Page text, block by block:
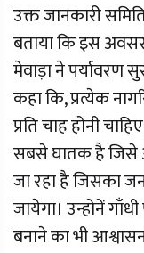
उक्त जानकारी
बताया कि इस
मेवाड़ा ने पर्यावरण
कहा कि, प्रत्येक
प्रति चाह होनी
सबसे घातक है जिसे
जा रहा है जिसका
जायेगा। उन्होनें
बनाने का भी